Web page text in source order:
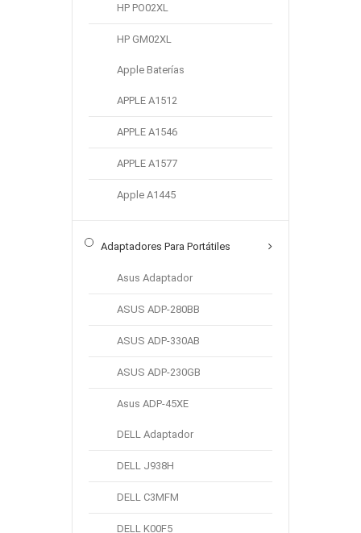
HP PO02XL
HP GM02XL
Apple Baterías
APPLE A1512
APPLE A1546
APPLE A1577
Apple A1445
Adaptadores Para Portátiles
Asus Adaptador
ASUS ADP-280BB
ASUS ADP-330AB
ASUS ADP-230GB
Asus ADP-45XE
DELL Adaptador
DELL J938H
DELL C3MFM
DELL K00F5
Añadir A La Cesta
Nuevo
Batería Compatible Con
T540/T545/T547
€ 29.45
Capacidad:7400mAh
Voltaje:3.8V
Batería Compatible Con
Samsung Galaxy Tab S9FE
X510 X516 X518
€ 29.45
Marca:SAMSUNG